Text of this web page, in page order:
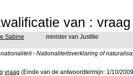
van :
Sabine
minister van Justitie
- Nationaliteitsverklaring of
vraag (Einde van de antwoordtermijn: 1/10/